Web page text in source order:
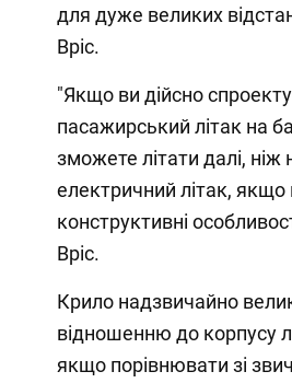
для дуже великих
Вріс.
"Якщо ви дійсно
пасажирський літак на
зможете літати далі, ніж
електричний літак, якщо
конструктивні
Вріс.
Крило надзвичайно
відношенню до корпусу
якщо порівнювати зі